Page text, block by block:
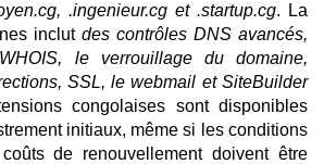
.ingenieur.cg et .startup.cg. La
inclut des contrôles DNS avancés,
le verrouillage du domaine,
SSL, le webmail et SiteBuilder
congolaises sont disponibles
initiaux, même si les conditions
de renouvellement doivent être